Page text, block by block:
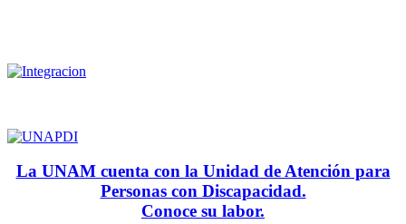
La UNAM cuenta con la Unidad de Atención para
Personas con Discapacidad.
Conoce su labor.